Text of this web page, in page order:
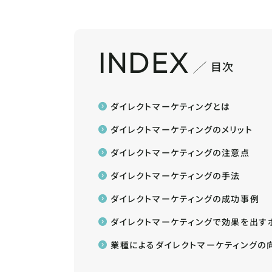
INDEX 目次
ダイレクトマーケティングとは
ダイレクトマーケティングのメリット
ダイレクトマーケティングの注意点
ダイレクトマーケティングの手法
ダイレクトマーケティングの成功事例
ダイレクトマーケティングで効果を出す
業種によるダイレクトマーケティングの